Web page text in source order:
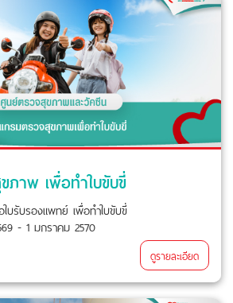
ภาพ เพื่อทำใบขับขี่
บรับรองแพทย์ เพื่อทำใบขับขี่
- 1 มกราคม 2570
ดูรายละเอียด